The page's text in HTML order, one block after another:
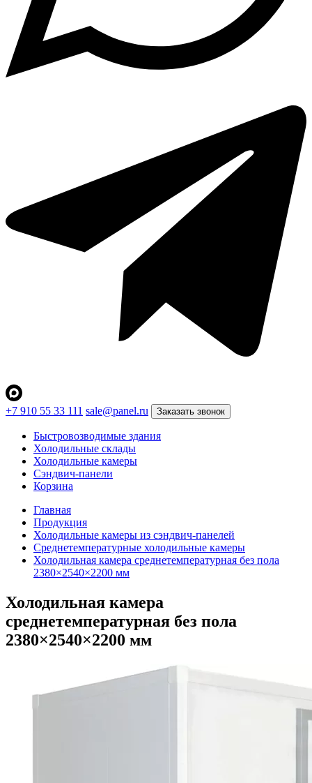
+7 910 55 33 111 sale@panel.ru Заказать звонок
Быстровозводимые здания
Холодильные склады
Холодильные камеры
Сэндвич-панели
Корзина
Главная
Продукция
Холодильные камеры из сэндвич-панелей
Среднетемпературные холодильные камеры
Холодильная камера среднетемпературная без пола
2380×2540×2200 мм
Холодильная камера
среднетемпературная без пола
2380×2540×2200 мм